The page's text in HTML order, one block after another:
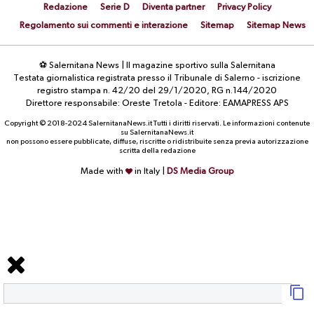
Redazione Serie D Diventa partner
Privacy Policy
Regolamento sui commenti e interazione
Sitemap Sitemap News
⚽ Salernitana News | Il magazine sportivo sulla Salernitana
Testata giornalistica registrata presso il Tribunale di Salerno - iscrizione
registro stampa n. 42/20 del 29/1/2020, RG n.144/2020
Direttore responsabile: Oreste Tretola - Editore: EAMAPRESS APS
Copyright © 2018-2024 SalernitanaNews.it Tutti i diritti riservati. Le informazioni contenute
su SalernitanaNews.it
non possono essere pubblicate, diffuse, riscritte o ridistribuite senza previa autorizzazione
scritta della redazione
Made with in Italy | DS Media Group